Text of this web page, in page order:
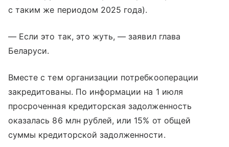
с таким же периодом 2025 года).
— Если это так, это жуть, — заявил глава
Беларуси.
Вместе с тем организации потребкооперации
закредитованы. По информации на 1 июля
просроченная кредиторская задолженность
оказалась 86 млн рублей, или 15% от общей
суммы кредиторской задолженности.